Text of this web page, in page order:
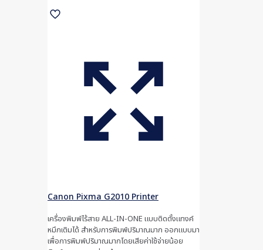
Canon Pixma G2010 Printer
เครื่องพิมพ์ไร้สาย ALL-IN-ONE แบบติดตั้งแทงค์
หมึกเติมได้ สำหรับการพิมพ์ปริมาณมาก ออกแบบมา
เพื่อการพิมพ์ปริมาณมากโดยเสียค่าใช้จ่ายน้อย